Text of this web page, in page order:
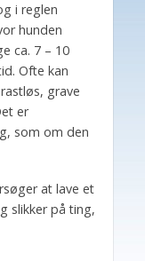
i reglen
hunden
ca. 7 – 10
Ofte kan
grave
er
som om den
at lave et
slikker på ting,